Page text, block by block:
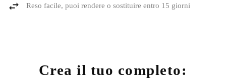
Reso facile, puoi rendere o sostituire entro 15 giorni
Crea il tuo completo: